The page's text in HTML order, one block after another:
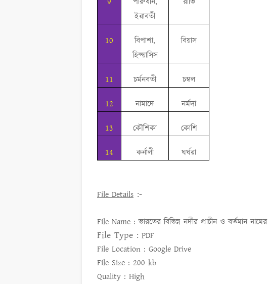
ইরাবতী
10
বিপাশা,
হিফ্য়াসিস
বিয়াস
11 চর্মনবতী চম্বল
12 নামাদে নর্মদা
13 কৌশিকা কোশি
14 কর্নালী ঘর্ঘরা
File Details :-
File Name :ভারতের বিভিন্ন নদীর প্রাচীন ও বর্তমান
File Type : PDF
File Location : Google Drive
File Size : 200 kb
Quality : High